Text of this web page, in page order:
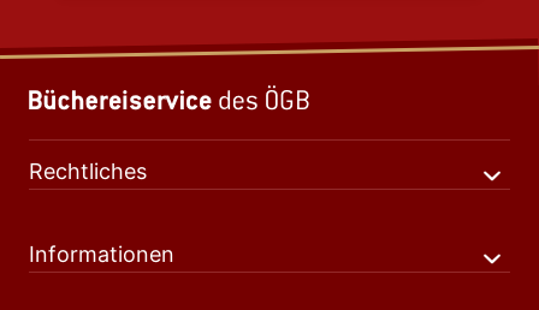
Rechtliches
Informationen